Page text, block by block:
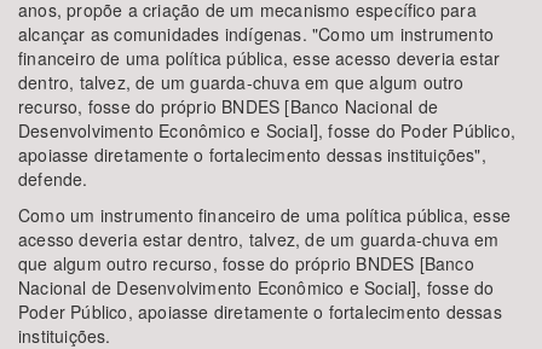
anos, propõe a criação de um mecanismo específico para
alcançar as comunidades indígenas. "Como um instrumento
financeiro de uma política pública, esse acesso deveria estar
dentro, talvez, de um guarda-chuva em que algum outro
recurso, fosse do próprio BNDES [Banco Nacional de
Desenvolvimento Econômico e Social], fosse do Poder Público,
apoiasse diretamente o fortalecimento dessas instituições",
defende.
Como um instrumento financeiro de uma política pública, esse
acesso deveria estar dentro, talvez, de um guarda-chuva em
que algum outro recurso, fosse do próprio BNDES [Banco
Nacional de Desenvolvimento Econômico e Social], fosse do
Poder Público, apoiasse diretamente o fortalecimento dessas
instituições.